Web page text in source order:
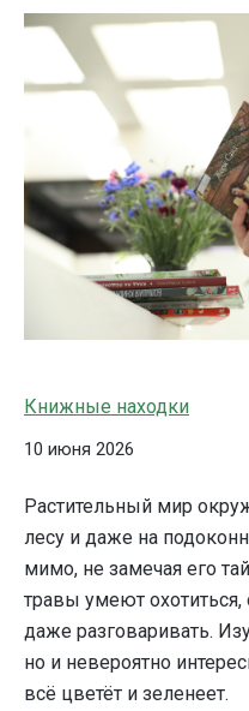
Книжные находки
10 июня 2026
Растительный мир
лесу и даже на
мимо, не замечая его
травы умеют
даже разговаривать.
но и невероятно
всё цветёт и зеленеет.